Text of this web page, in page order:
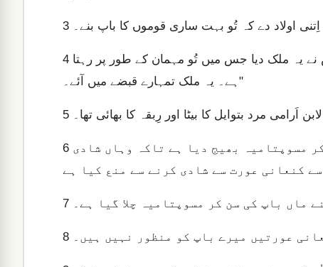
3 اولاد دے کہ تُو بہت ساری قوموں کا باپ بنے۔
4
ہے۔ یہ ملک تمہارے قبضے میں آئے۔"
5 مرد بتوایل کا بیٹا اور رِبقہ کا بھائی تھا۔
6
کنعانی عورت سے شادی کرنے سے منع کیا ہے
7 ماں باپ کی سن کر مسوپتامیہ چلا گیا ہے۔
8 عورتیں میرے باپ کو منظور نہیں ہیں۔